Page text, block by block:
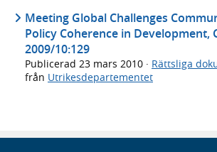
Meeting Global Challenges
Policy Coherence in Development,
2009/10:129
Publicerad 23 mars 2010 · Rättsliga
från Utrikesdepartementet